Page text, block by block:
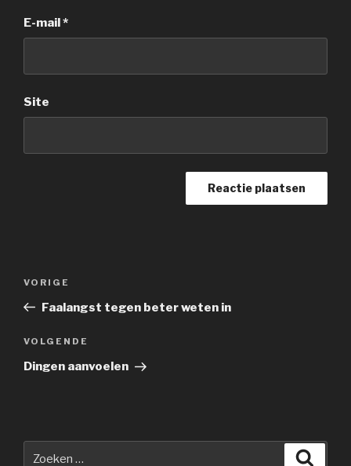
E-mail*
Site
Vorig
bericht
VORIGE
Faalangst tegen beter weten in
Volgend
bericht
VOLGENDE
Dingen aanvoelen